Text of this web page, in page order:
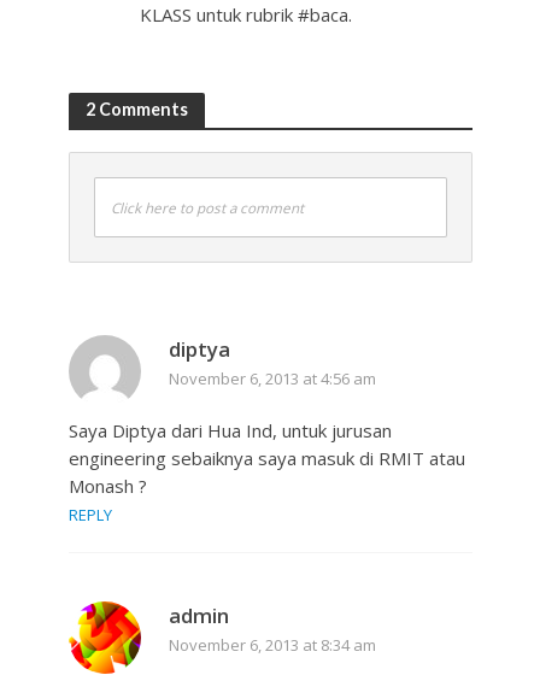
KLASS untuk rubrik #baca.
2 Comments
Click here to post a comment
diptya
November 6, 2013 at 4:56 am
Saya Diptya dari Hua Ind, untuk jurusan
engineering sebaiknya saya masuk di RMIT atau
Monash ?
REPLY
admin
November 6, 2013 at 8:34 am